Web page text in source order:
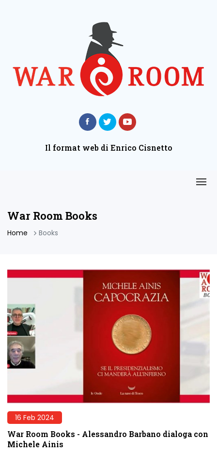
Il format web di Enrico Cisnetto
War Room Books
Home Books
16 Feb 2024
War Room Books - Alessandro Barbano dialoga con
Michele Ainis